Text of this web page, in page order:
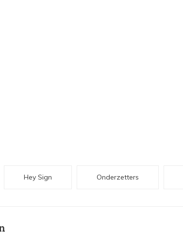
Hey Sign Onderzetters